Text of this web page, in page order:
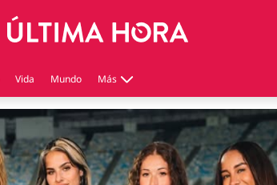
Vida Mundo Más
Virales
Tecnología
Economía